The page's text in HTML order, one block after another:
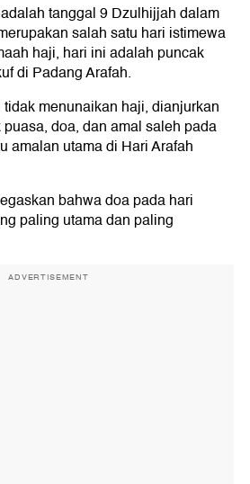
Membaca Doa Hari Arafah
Arafah
Meninggalkan Maksiat
Allah SWT
tanggal 9 Dzulhijjah dalam
salah satu hari istimewa
haji, hari ini adalah puncak
di Padang Arafah.
menunaikan haji, dianjurkan
doa, dan amal saleh pada
amalan utama di Hari Arafah
bahwa doa pada hari
paling utama dan paling
ADVERTISEMENT